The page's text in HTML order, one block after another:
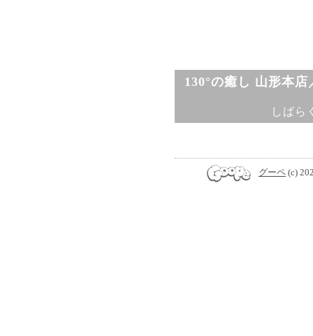
130°の癒し 山形本
しばら
グーペ (c)